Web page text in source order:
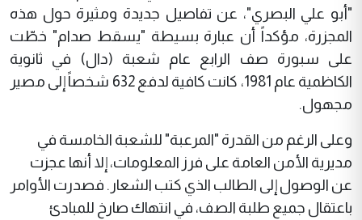
"أبو علي البصري"، عن تفاصيل جديدة ومثيرة حول هذه
المجزرة، مؤكداً أن عبارة بسيطة "يسقط صدام" خطّت
على سبورة صف الرابع عام شعبة (دال) في ثانوية
الكاظمية عام 1981، كانت كافية لدفع 632 شخصاً إلى مصير
مجهول.
وعلى الرغم من القدرة "المرعبة" للشعبة الخامسة في
مديرية الأمن العامة على فرز المعلومات، إلا أنها عجزت
عن الوصول إلى الطالب الذي كتب الشعار. فصدرت الأوامر
باعتقال جميع طلبة الصف، في انتهاك صارخ للمبادئ